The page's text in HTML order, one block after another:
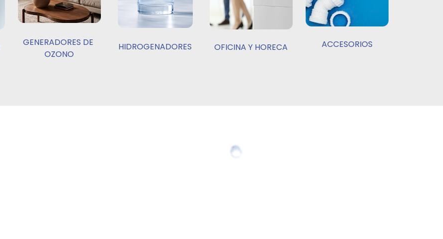
GENERADORES DE
OZONO
HIDROGENADORES OFICINA Y HORECA ACCESORIOS